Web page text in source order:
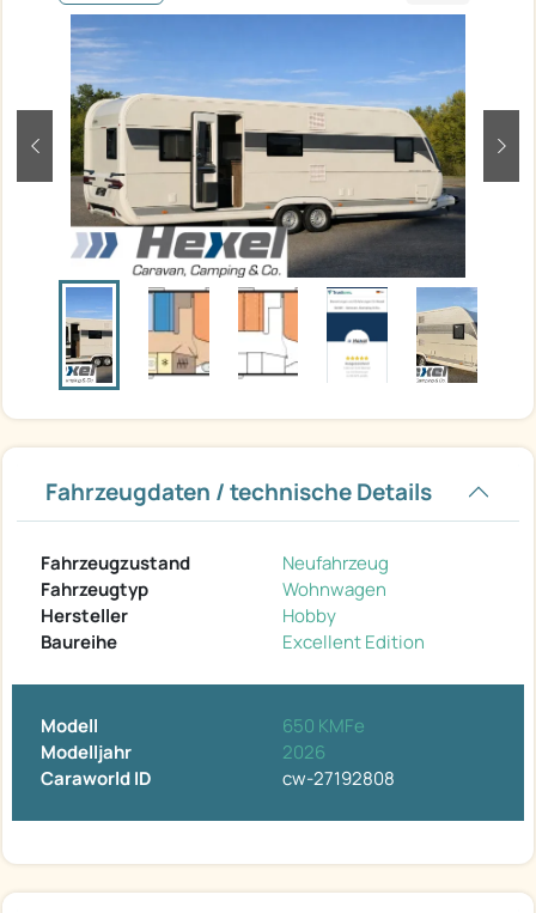
zurück
Fahrzeugdaten / technische Details
Fahrzeugzustand
Neufahrzeug
Fahrzeugtyp
Wohnwagen
Hersteller
Hobby
Baureihe
Excellent Edition
Modell
650 KMFe
Modelljahr
2026
Caraworld ID
cw-27192808